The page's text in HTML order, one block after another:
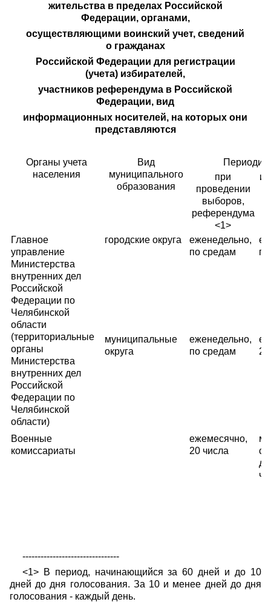
жительства в пределах Российской
Федерации, органами,
осуществляющими воинский учет, сведений
о гражданах
Российской Федерации для регистрации
(учета) избирателей,
участников референдума в Российской
Федерации, вид
информационных носителей, на которых они
представляются
Органы учета
населения
Вид
муниципального
образования
при
проведении
выборов,
референдума
<1>
Главное
управление
Министерства
внутренних дел
Российской
Федерации по
Челябинской
области
(территориальные
органы
Министерства
внутренних дел
Российской
Федерации по
Челябинской
области)
городские округа
еженедельно,
по средам
муниципальные
округа
еженедельно,
по средам
Военные
комиссариаты
ежемесячно,
20 числа
--------------------------------
<1> В период, начинающийся за 60 дней и до 10
дней до дня голосования. За 10 и менее дней до дня
голосования - каждый день.